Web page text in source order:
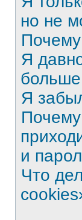
но не
Я
больше
Я
и
Что